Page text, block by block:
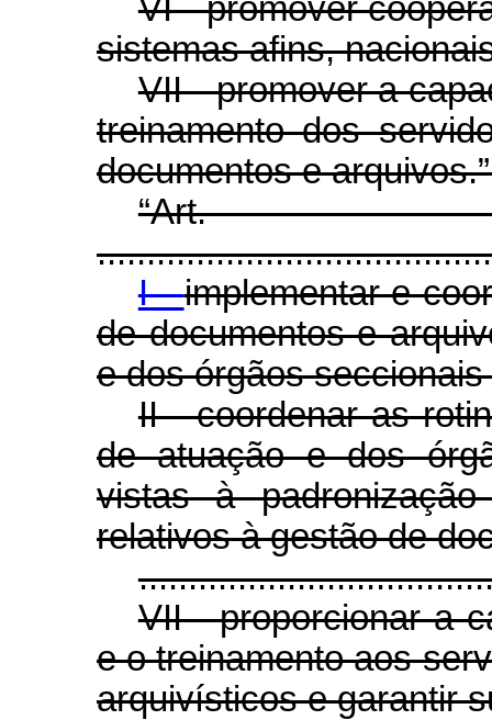
VI - promover
sistemas afins,
VII - promover a
treinamento dos
documentos e
I -implementar e
de documentos e
e dos órgãos
II - coordenar as
de atuação e dos
vistas à
relativos à gestão de
VII - proporcionar a
e o treinamento aos
arquivísticos e garantir